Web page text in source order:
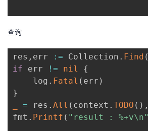
查询
res , err := Collection . Find (
if err != nil
{
	log
. Fatal ( err )
}
= res . All ( context . TODO ( ) ,
fmt . Printf ( "result : %+v\n"